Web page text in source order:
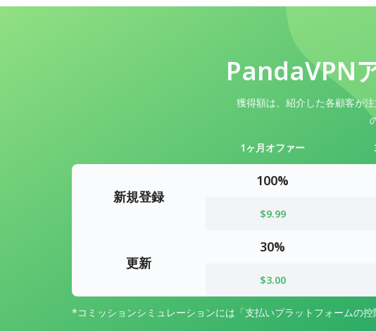
PandaVPN
獲得額は、紹介した各顧客が
1ヶ月オファー
新規登録
100%
$9.99
更新
30%
$3.00
*コミッションシミュレーションには「支払いプラットフォームの